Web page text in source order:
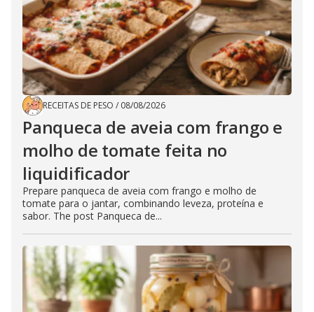
RECEITAS DE PESO / 08/08/2026
Panqueca de aveia com frango e
molho de tomate feita no
liquidificador
Prepare panqueca de aveia com frango e molho de
tomate para o jantar, combinando leveza, proteína e
sabor. The post Panqueca de...